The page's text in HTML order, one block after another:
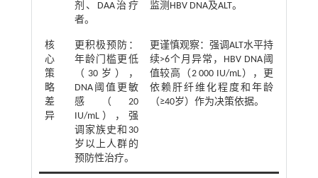
剂、DAA治疗
者。
监测HBV DNA及ALT。
核
心
策
略
差
异
更积极预防：
年龄门槛更低
（30岁），
DNA阈值更敏
感（20
IU/mL），强
调家族史和30
岁以上人群的
预防性治疗。
更谨慎观察：强调ALT水平持
续>6个月异常，HBV DNA阈
值较高（2 000 IU/mL），更
依赖肝纤维化程度和年龄
（≥40岁）作为决策依据。